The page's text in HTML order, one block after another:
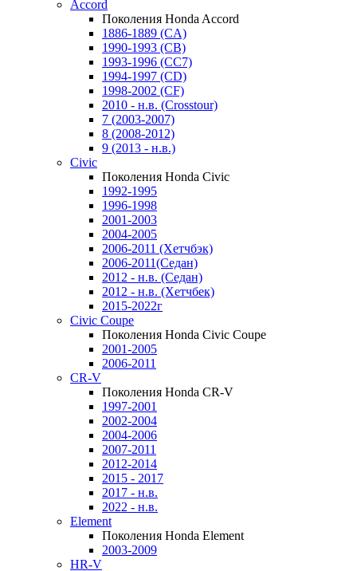
Accord
Поколения Honda Accord
1886-1889 (CA)
1990-1993 (CB)
1993-1996 (CC7)
1994-1997 (CD)
1998-2002 (CF)
2010 - н.в. (Crosstour)
7 (2003-2007)
8 (2008-2012)
9 (2013 - н.в.)
Civic
Поколения Honda Civic
1992-1995
1996-1998
2001-2003
2004-2005
2006-2011 (Хетчбэк)
2006-2011(Седан)
2012 - н.в. (Седан)
2012 - н.в. (Хетчбек)
2015-2022г
Civic Coupe
Поколения Honda Civic Coupe
2001-2005
2006-2011
CR-V
Поколения Honda CR-V
1997-2001
2002-2004
2004-2006
2007-2011
2012-2014
2015 - 2017
2017 - н.в.
2022 - н.в.
Element
Поколения Honda Element
2003-2009
HR-V